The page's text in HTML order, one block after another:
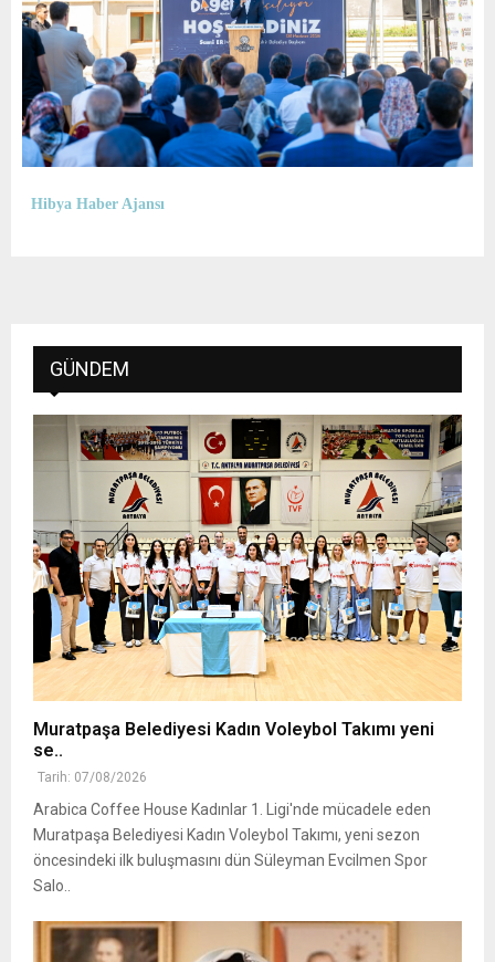
Hibya Haber Ajansı
GÜNDEM
Muratpaşa Belediyesi Kadın Voleybol Takımı yeni
se..
Tarih: 07/08/2026
Arabica Coffee House Kadınlar 1. Ligi'nde mücadele eden
Muratpaşa Belediyesi Kadın Voleybol Takımı, yeni sezon
öncesindeki ilk buluşmasını dün Süleyman Evcilmen Spor
Salo..